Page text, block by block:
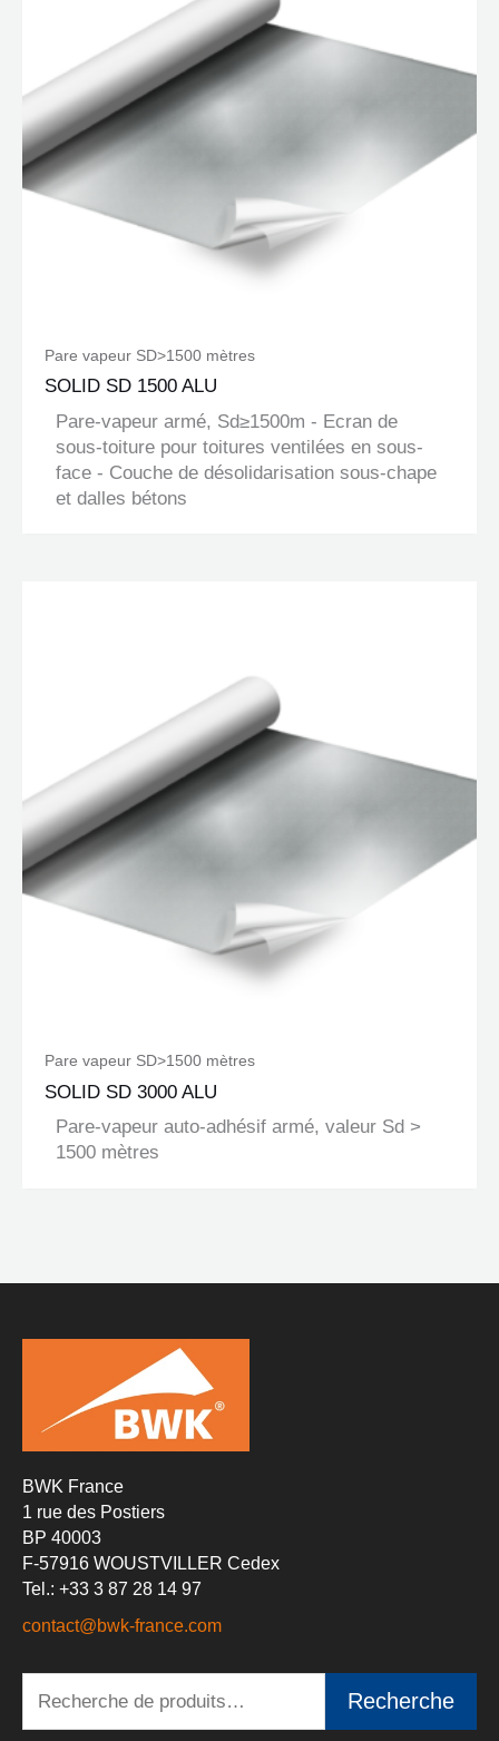
Pare vapeur SD>1500 mètres
SOLID SD 1500 ALU
Pare-vapeur armé, Sd≥1500m - Ecran de
sous-toiture pour toitures ventilées en sous-
face - Couche de désolidarisation sous-chape
et dalles bétons
Pare vapeur SD>1500 mètres
SOLID SD 3000 ALU
Pare-vapeur auto-adhésif armé, valeur Sd >
1500 mètres
BWK France
1 rue des Postiers
BP 40003
F-57916 WOUSTVILLER Cedex
Tel.: +33 3 87 28 14 97
contact@bwk-france.com
pour :
Recherche